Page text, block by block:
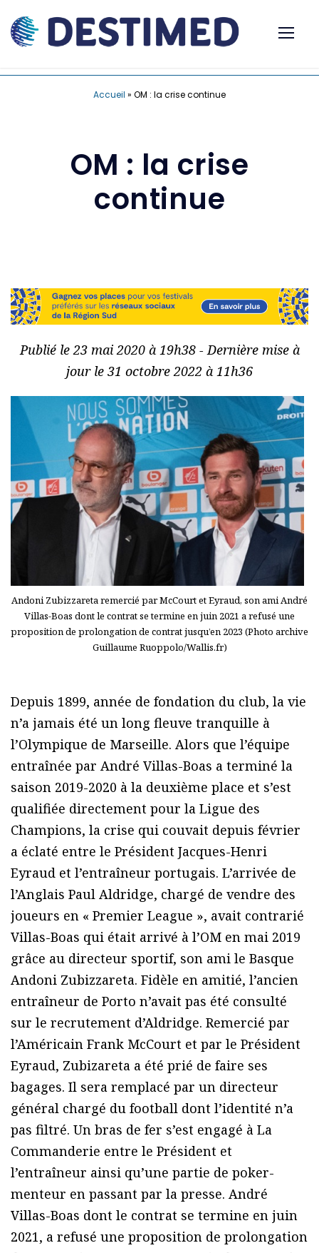
Accueil » OM : la crise continue
OM : la crise
continue
Publié le 23 mai 2020 à 19h38 - Dernière mise à
jour le 31 octobre 2022 à 11h36
Andoni Zubizzareta remercié par McCourt et Eyraud, son ami André
Villas-Boas dont le contrat se termine en juin 2021 a refusé une
proposition de prolongation de contrat jusqu’en 2023 (Photo archive
Guillaume Ruoppolo/Wallis.fr)
Depuis 1899, année de fondation du club, la vie
n’a jamais été un long fleuve tranquille à
l’Olympique de Marseille. Alors que l’équipe
entraînée par André Villas-Boas a terminé la
saison 2019-2020 à la deuxième place et s’est
qualifiée directement pour la Ligue des
Champions, la crise qui couvait depuis février
a éclaté entre le Président Jacques-Henri
Eyraud et l’entraîneur portugais. L’arrivée de
l’Anglais Paul Aldridge, chargé de vendre des
joueurs en « Premier League », avait contrarié
Villas-Boas qui était arrivé à l’OM en mai 2019
grâce au directeur sportif, son ami le Basque
Andoni Zubizzareta. Fidèle en amitié, l’ancien
entraîneur de Porto n’avait pas été consulté
sur le recrutement d’Aldridge. Remercié par
l’Américain Frank McCourt et par le Président
Eyraud, Zubizareta a été prié de faire ses
bagages. Il sera remplacé par un directeur
général chargé du football dont l’identité n’a
pas filtré. Un bras de fer s’est engagé à La
Commanderie entre le Président et
l’entraîneur ainsi qu’une partie de poker-
menteur en passant par la presse. André
Villas-Boas dont le contrat se termine en juin
2021, a refusé une proposition de prolongation